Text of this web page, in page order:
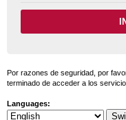
Por razones de seguridad, por
terminado de acceder a los
Languages: